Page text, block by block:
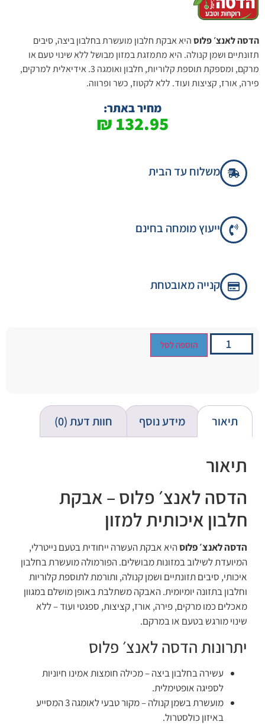
הדסה לאנצ׳ פלוסהיא אבקת חלבון מועשרת בחלבון ביצה, סיבים
תזונתיים ושמן קנולה. היא מתמזגת במזון מבושל ללא שינוי טעם או
מרקם, ומספקת תוספת קלוריות, חלבון ואומגה 3. אידיאלית למרקים,
פירה, אורז, קציצות ועוד. ללא לקטוז, כשר ופרווה.
מחיר באתר:
132.95
₪
משלוח עד הבית
ייעוץ מומחה בחינם
קנייה מאובטחת
הוספה לסל
תיאור מידע נוסף חוות דעת (0)
תיאור
הדסה לאנצ׳ פלוס – אבקת
חלבון איכותית למזון
הדסה לאנצ׳ פלוסהיא אבקת העשרה ייחודית בטעם נייטרלי,
המיועדת לשילוב במזונות מבושלים. הפורמולה מועשרת בחלבון
איכותי, סיבים תזונתיים ושמן קנולה, ותורמת לתוספת קלוריות
וחלבון בתזונה יומיומית. האבקה משתלבת באופן מושלם במגוון
מאכלים כמו מרקים, פירה, אורז, קציצות, ספגטי ועוד – ללא
שינוי מורגש בטעם או במרקם.
יתרונות הדסה לאנצ׳ פלוס
עשירה בחלבון ביצה – מכילה חומצות אמינו חיוניות
לספיגה אופטימלית.
מועשרת בשמן קנולה – מקור טבעי לאומגה 3 המסייע
באיזון כולסטרול.